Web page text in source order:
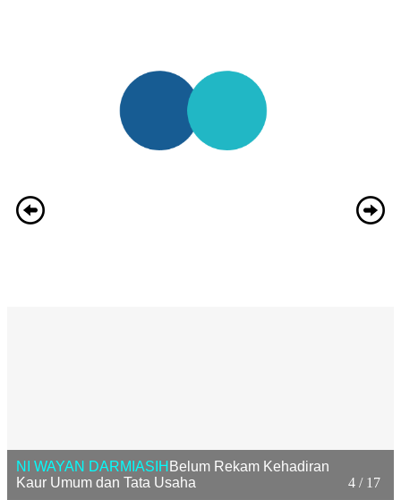
4 / 17
NI WAYAN DARMIASIHBelum Rekam Kehadiran
Kaur Umum dan Tata Usaha